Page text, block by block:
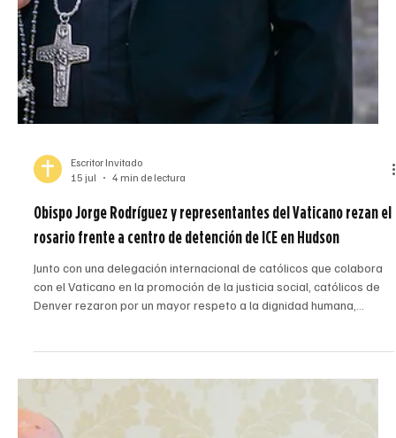
Escritor Invitado
15 jul
4 min de lectura
Junto con una delegación internacional de católicos que colabora
con el Vaticano en la promoción de la justicia social, católicos de
Denver rezaron por un mayor respeto a la dignidad humana,